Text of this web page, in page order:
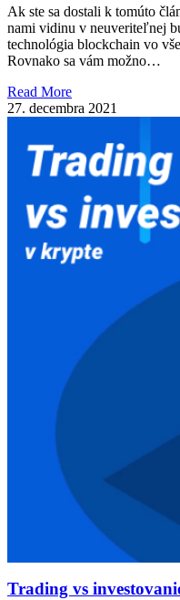
Ak ste sa dostali k tomúto
nami vidinu v neuveriteľnej
technológia blockchain vo
Rovnako sa vám možno…
Read More
27. decembra 2021
Trading vs